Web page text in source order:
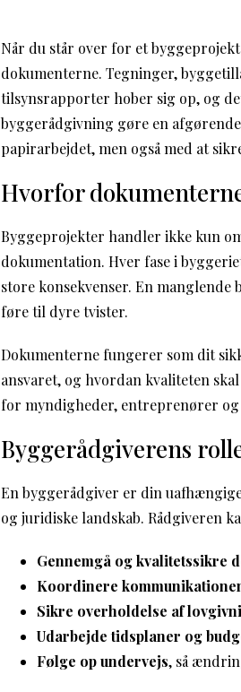
Når du står over for et
dokumenterne. Tegninger,
tilsynsrapporter hober sig op, og
byggerådgivning gøre en
papirarbejdet, men også med at
Hvorfor
Byggeprojekter handler ikke kun
dokumentation. Hver fase i
store konsekvenser. En
føre til dyre tvister.
Dokumenterne fungerer som dit
ansvaret, og hvordan kvaliteten
for myndigheder, entreprenører
Byggerådgiverens
En byggerådgiver er din
og juridiske landskab. Rådgiveren
Gennemgå og kvalitetssikre
Koordinere
Sikre overholdelse af
Udarbejde tidsplaner og
Følge op undervejs, så